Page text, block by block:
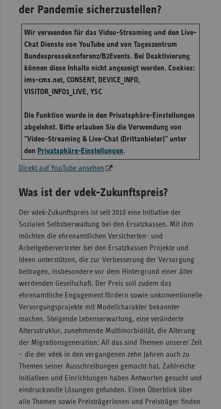
der Pandemie sicherzustellen?
Wir verwenden für das Video-Streaming und den Live-
Chat Dienste von YouTube und von Tageszentrum
Bundespressekonferenz/B2Events. Bei Deaktivierung
können diese Inhalte nicht angezeigt werden. Cookies:
ims-cms.net, CONSENT, DEVICE_INFO,
VISITOR_INFO1_LIVE, YSC
Die Funktion wurde in den Privatsphäre-Einstellungen
abgelehnt. Bitte erlauben Sie die Verwendung von
"Video-Streaming & Live-Chat (Drittanbieter)" unter
den Privatsphäre-Einstellungen.
Direkt auf YouTube ansehen
Was ist der vdek-Zukunftspreis?
Der vdek-Zukunftspreis ist seit 2010 eine Initiative der
Sozialen Selbstverwaltung bei den Ersatzkassen. Mit ihm
möchten die ehrenamtlichen Versicherten- und
Arbeitgebervertreter bei den Ersatzkassen Projekte und
Ideen unterstützen, die zur Verbesserung der Versorgung
beitragen, insbesondere vor dem Hintergrund einer älter
werdenden Gesellschaft. Der Preis soll zudem das
ehrenamtliche Engagement fördern sowie unkonventionelle
Versorgungsprojekte mit Modellcharakter bekannter
machen. Steigende Lebenserwartung, eine veränderte
Altersstruktur, zunehmende Multimorbidität, die Alterung
der Migrationsgeneration: All das sind Themen unserer Zeit
– die der vdek in den vergangenen zehn Jahren auch zu
Themen seiner Ausschreibungen gemacht hat. Zahlreiche
Initiativen und Einrichtungen haben Antworten gesucht und
eindrucksvolle Lösungen gefunden. Einen Überblick über
alle Themen sowie Preisträgerinnen und Preisträger finden